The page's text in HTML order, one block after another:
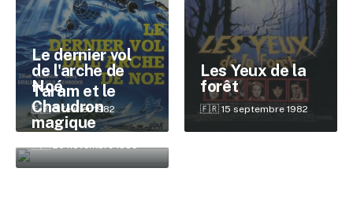
Le dernier vol
de l'arche de
Noé
🇫🇷 3 février 1982
Les Yeux de la
forêt
🇫🇷 15 septembre 1982
Taram et le
Chaudron
magique
🇫🇷 20 novembre 1985